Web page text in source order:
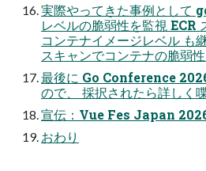
実際やってきた事例として
レベルの脆弱性を監視 ECR
コンテナイメージレベル も
スキャンでコンテナの脆弱
最後に Go Conference
ので、 採択されたら詳しく
宣伝：Vue Fes Japan
おわり